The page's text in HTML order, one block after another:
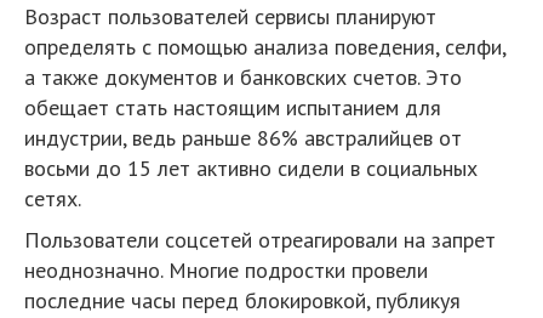
Возраст пользователей сервисы планируют
определять с помощью анализа поведения, селфи,
а также документов и банковских счетов. Это
обещает стать настоящим испытанием для
индустрии, ведь раньше 86% австралийцев от
восьми до 15 лет активно сидели в социальных
сетях.
Пользователи соцсетей отреагировали на запрет
неоднозначно. Многие подростки провели
последние часы перед блокировкой, публикуя